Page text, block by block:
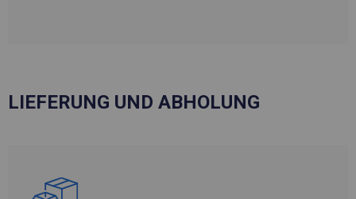
LIEFERUNG UND ABHOLUNG